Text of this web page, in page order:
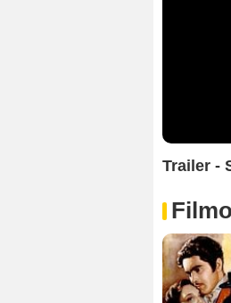
Trailer -